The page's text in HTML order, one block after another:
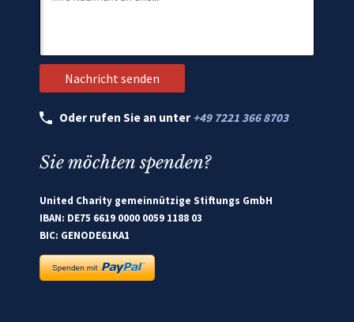
Oder rufen Sie an unter +49 7221 366 8703
Sie möchten spenden?
United Charity gemeinnützige Stiftungs GmbH
IBAN: DE75 6619 0000 0059 1188 03
BIC: GENODE61KA1